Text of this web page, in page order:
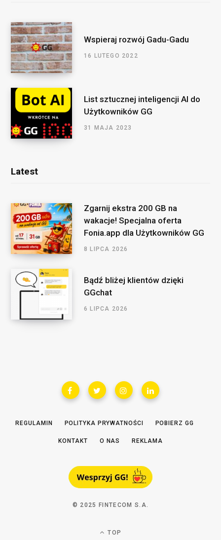
Wspieraj rozwój Gadu-Gadu
16 LUTEGO 2022
List sztucznej inteligencji AI do
Użytkowników GG
31 MAJA 2023
Latest
Zgarnij ekstra 200 GB na
wakacje! Specjalna oferta
Fonia.app dla Użytkowników GG
8 LIPCA 2026
Bądź bliżej klientów dzięki
GGchat
6 LIPCA 2026
REGULAMIN POLITYKA PRYWATNOŚCI POBIERZ GG
KONTAKT O NAS REKLAMA
© 2025 FINTECOM S.A.
TOP